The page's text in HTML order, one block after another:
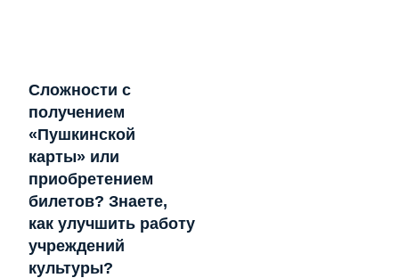
Сложности с
получением
«Пушкинской
карты» или
приобретением
билетов? Знаете,
как улучшить работу
учреждений
культуры?